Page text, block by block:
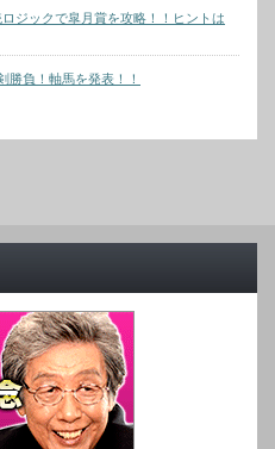
ジックで皐月賞を攻略！！ヒントは
勝負！軸馬を発表！！